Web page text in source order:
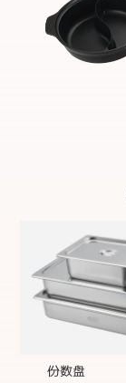
份数盘